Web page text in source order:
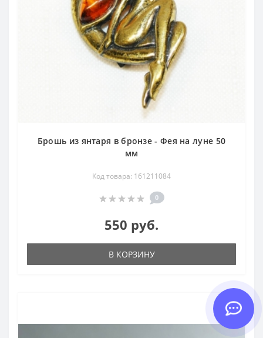
Брошь из янтаря в бронзе - Фея на луне 50
мм
Код товара: 161211084
0
550 руб.
В КОРЗИНУ